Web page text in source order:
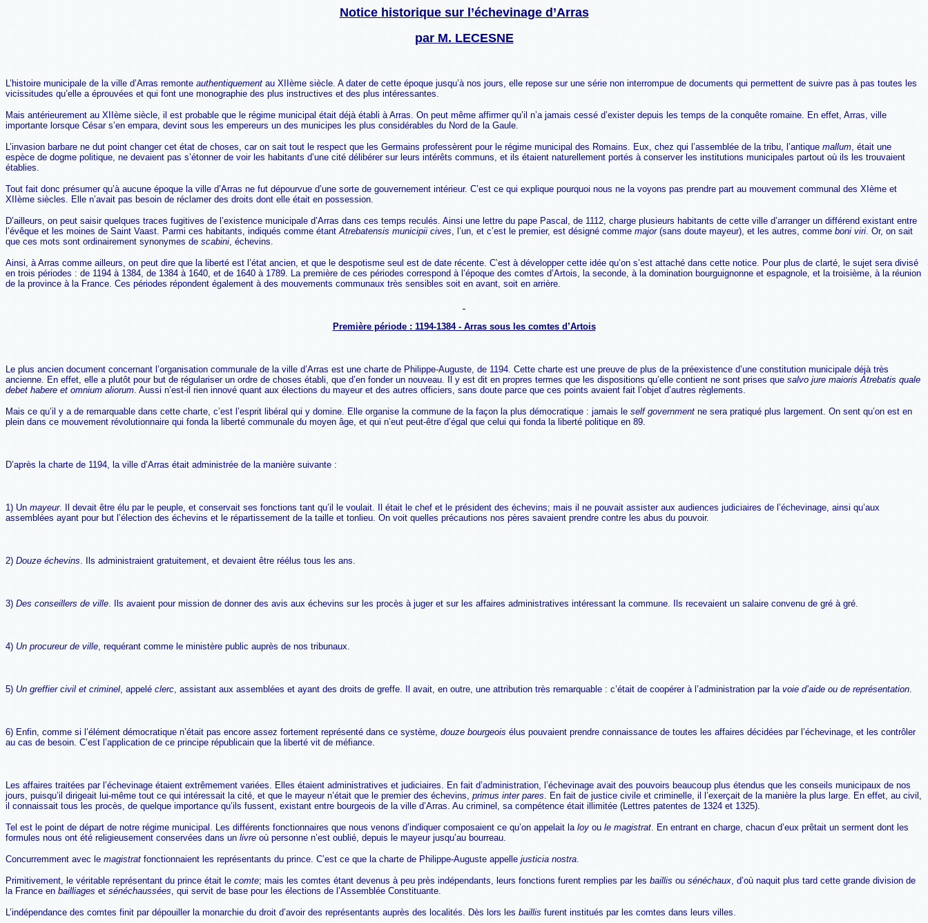
Notice historique sur l’échevinage d’Arras
par M. LECESNE
L’histoire municipale de la ville d’Arras remonte authentiquement au XIIème siècle. A dater de cette époque jusqu’à nos jours, elle repose sur une série non interrompue de documents qui permettent de suivre pas à pas toutes les
vicissitudes qu’elle a éprouvées et qui font une monographie des plus instructives et des plus intéressantes.
Mais antérieurement au XIIème siècle, il est probable que le régime municipal était déjà établi à Arras. On peut même affirmer qu’il n’a jamais cessé d’exister depuis les temps de la conquête romaine. En effet, Arras, ville
importante lorsque César s’en empara, devint sous les empereurs un des municipes les plus considérables du Nord de la Gaule.
L’invasion barbare ne dut point changer cet état de choses, car on sait tout le respect que les Germains professèrent pour le régime municipal des Romains. Eux, chez qui l’assemblée de la tribu, l’antique mallum, était une
espèce de dogme politique, ne devaient pas s’étonner de voir les habitants d’une cité délibérer sur leurs intérêts communs, et ils étaient naturellement portés à conserver les institutions municipales partout où ils les trouvaient
établies.
Tout fait donc présumer qu’à aucune époque la ville d’Arras ne fut dépourvue d’une sorte de gouvernement intérieur. C’est ce qui explique pourquoi nous ne la voyons pas prendre part au mouvement communal des XIème et
XIIème siècles. Elle n’avait pas besoin de réclamer des droits dont elle était en possession.
D’ailleurs, on peut saisir quelques traces fugitives de l’existence municipale d’Arras dans ces temps reculés. Ainsi une lettre du pape Pascal, de 1112, charge plusieurs habitants de cette ville d’arranger un différend existant entre
l’évêque et les moines de Saint Vaast. Parmi ces habitants, indiqués comme étantAtrebatensis municipii cives, l’un, et c’est le premier, est désigné comme major(sans doute mayeur), et les autres, comme boni viri. Or, on sait
que ces mots sont ordinairement synonymes de scabini, échevins.
Ainsi, à Arras comme ailleurs, on peut dire que la liberté est l’état ancien, et que le despotisme seul est de date récente. C’est à développer cette idée qu’on s’est attaché dans cette notice. Pour plus de clarté, le sujet sera divisé
en trois périodes : de 1194 à 1384, de 1384 à 1640, et de 1640 à 1789. La première de ces périodes correspond à l’époque des comtes d’Artois, la seconde, à la domination bourguignonne et espagnole, et la troisième, à la réunion
de la province à la France. Ces périodes répondent également à des mouvements communaux très sensibles soit en avant, soit en arrière.
Première période : 1194-1384 - Arras sous les comtes d’Artois
Le plus ancien document concernant l’organisation communale de la ville d’Arras est une charte de Philippe-Auguste, de 1194. Cette charte est une preuve de plus de la préexistence d’une constitution municipale déjà très
ancienne. En effet, elle a plutôt pour but de régulariser un ordre de choses établi, que d’en fonder un nouveau. Il y est dit en propres termes que les dispositions qu’elle contient ne sont prises que salvo jure maioris Atrebatis quale
debet habere et omnium aliorum. Aussi n’est-il rien innové quant aux élections du mayeur et des autres officiers, sans doute parce que ces points avaient fait l’objet d’autres règlements.
Mais ce qu’il y a de remarquable dans cette charte, c’est l’esprit libéral qui y domine. Elle organise la commune de la façon la plus démocratique : jamais le self government ne sera pratiqué plus largement. On sent qu’on est en
plein dans ce mouvement révolutionnaire qui fonda la liberté communale du moyen âge, et qui n’eut peut-être d’égal que celui qui fonda la liberté politique en 89.
D’après la charte de 1194, la ville d’Arras était administrée de la manière suivante :
1) Un mayeur. Il devait être élu par le peuple, et conservait ses fonctions tant qu’il le voulait. Il était le chef et le président des échevins; mais il ne pouvait assister aux audiences judiciaires de l’échevinage, ainsi qu’aux
assemblées ayant pour but l’élection des échevins et le répartissement de la taille et tonlieu. On voit quelles précautions nos pères savaient prendre contre les abus du pouvoir.
2) Douze échevins. Ils administraient gratuitement, et devaient être réélus tous les ans.
3) Des conseillers de ville. Ils avaient pour mission de donner des avis aux échevins sur les procès à juger et sur les affaires administratives intéressant la commune. Ils recevaient un salaire convenu de gré à gré.
4) Un procureur de ville, requérant comme le ministère public auprès de nos tribunaux.
5) Un greffier civil et criminel, appelé clerc, assistant aux assemblées et ayant des droits de greffe. Il avait, en outre, une attribution très remarquable : c’était de coopérer à l’administration par la voie d’aide ou de représentation.
6) Enfin, comme si l’élément démocratique n’était pas encore assez fortement représenté dans ce système, douze bourgeois élus pouvaient prendre connaissance de toutes les affaires décidées par l’échevinage, et les contrôler
au cas de besoin. C’est l’application de ce principe républicain que la liberté vit de méfiance.
Les affaires traitées par l’échevinage étaient extrêmement variées. Elles étaient administratives et judiciaires. En fait d’administration, l’échevinage avait des pouvoirs beaucoup plus étendus que les conseils municipaux de nos
jours, puisqu’il dirigeait lui-même tout ce qui intéressait la cité, et que le mayeur n’était que le premier des échevins, primus inter pares. En fait de justice civile et criminelle, il l’exerçait de la manière la plus large. En effet, au civil,
il connaissait tous les procès, de quelque importance qu’ils fussent, existant entre bourgeois de la ville d’Arras. Au criminel, sa compétence était illimitée (Lettres patentes de 1324 et 1325).
Tel est le point de départ de notre régime municipal. Les différents fonctionnaires que nous venons d’indiquer composaient ce qu’on appelait la loy ou le magistrat. En entrant en charge, chacun d’eux prêtait un serment dont les
formules nous ont été religieusement conservées dans un livre où personne n’est oublié, depuis le mayeur jusqu’au bourreau.
Concurremment avec le magistrat fonctionnaient les représentants du prince. C’est ce que la charte de Philippe-Auguste appelle justicia nostra.
Primitivement, le véritable représentant du prince était le comte; mais les comtes étant devenus à peu près indépendants, leurs fonctions furent remplies par les baillis ou sénéchaux, d’où naquit plus tard cette grande division de
la France en bailliages et sénéchaussées, qui servit de base pour les élections de l’Assemblée Constituante.
L’indépendance des comtes finit par dépouiller la monarchie du droit d’avoir des représentants auprès des localités. Dès lors les baillis furent institués par les comtes dans leurs villes.